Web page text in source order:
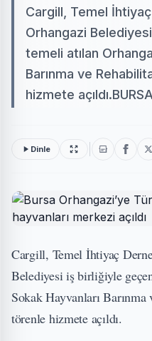
Cargill, Temel
Orhangazi
temeli atılan
Barınma ve
hizmete
Dinle
Cargill, Temel İhtiyaç
Belediyesi iş birliğiyle
Sokak Hayvanları
törenle hizmete açıldı.